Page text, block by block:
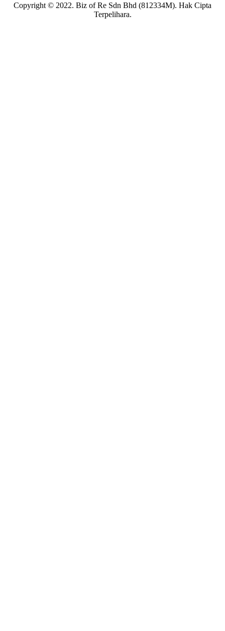
Copyright © 2022. Biz of Re Sdn Bhd (812334M). Hak Cipta
Terpelihara.